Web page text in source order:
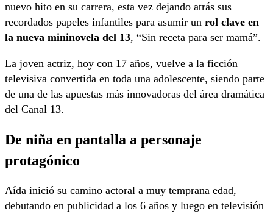
nuevo hito en su carrera, esta vez dejando atrás sus
recordados papeles infantiles para asumir un rol clave en
la nueva mininovela del 13, “Sin receta para ser mamá”.
La joven actriz, hoy con 17 años, vuelve a la ficción
televisiva convertida en toda una adolescente, siendo parte
de una de las apuestas más innovadoras del área dramática
del Canal 13.
De niña en pantalla a personaje
protagónico
Aída inició su camino actoral a muy temprana edad,
debutando en publicidad a los 6 años y luego en televisión